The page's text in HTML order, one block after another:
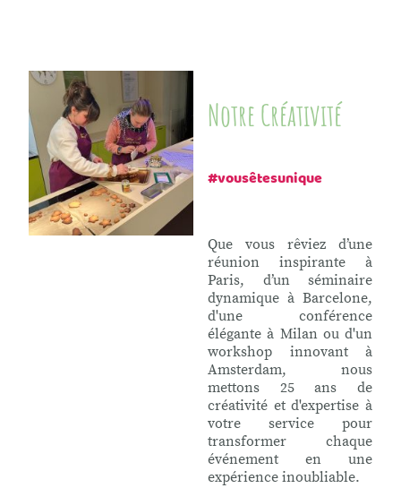
Notre Créativité
#vousêtesunique
Que vous rêviez d’une
réunion inspirante à
Paris, d’un séminaire
dynamique à Barcelone,
d'une conférence
élégante à Milan ou d'un
workshop innovant à
Amsterdam, nous
mettons 25 ans de
créativité et d'expertise à
votre service pour
transformer chaque
événement en une
expérience inoubliable.